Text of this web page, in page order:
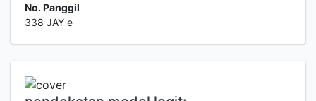
No. Panggil
338 JAY e